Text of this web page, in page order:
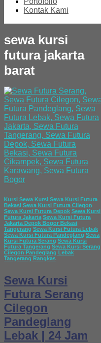
Kontak Kami
sewa kursi
futura jakarta
barat
Kursi Sewa Kursi Sewa Kursi Futura
Bekasi Sewa Kursi Futura Cilegon
Sewa Kursi Futura Depok Sewa Kursi
Futura Jakarta Sewa Kursi Futura
Jakarta Depok Bogor Bekasi
Tangerang Sewa Kursi Futura Lebak
Sewa Kursi Futura Pandeglang Sewa
Kursi Futura Serang Sewa Kursi
Futura Tangerang Sewa Kursi Serang
Cilegon Pandeglang Lebak
Tangerang Rangkas
Sewa Kursi
Futura Serang
Cilegon
Pandeglang
Lebak | 24 Jam